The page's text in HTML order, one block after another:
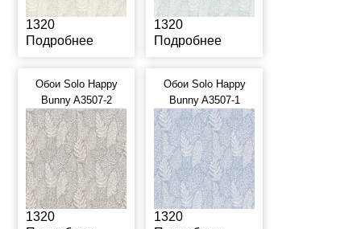
1320
Подробнее
1320
Подробнее
Обои Solo Happy
Bunny A3507-2
1320
Обои Solo Happy
Bunny A3507-1
1320